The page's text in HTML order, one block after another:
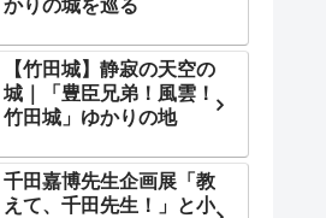
かりの城を巡る
【竹田城】静寂の天空の
城｜「豊臣兄弟！風雲！
竹田城」ゆかりの地
千田嘉博先生企画展「教
えて、千田先生！」と小